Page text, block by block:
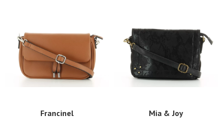
Francinel Mia & Joy